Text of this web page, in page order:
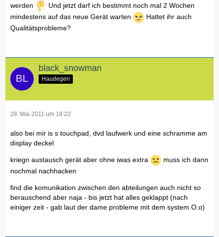
werden
Und jetzt darf ich bestimmt noch mal 2 Wochen
mindestens auf das neue Gerät warten
Hattet ihr auch
Qualitätsprobleme?
black_snowman
Haudegen
28. Mai 2011 um 18:22
also bei mir is s touchpad, dvd laufwerk und eine schramme am
display deckel
kriegn austausch gerät aber ohne iwas extra
muss ich dann
nochmal nachhacken
find die komunikation zwischen den abteilungen auch nicht so
berauschend aber naja - bis jetzt hat alles geklappt (nach
einiger zeit - gab laut der dame probleme mit dem system O.o)